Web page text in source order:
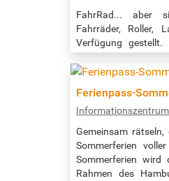
FahrRad... aber
Fahrräder, Roller,
Verfügung
Rollschuhbahn
Uhr Quelle: https://
Ferienpass-
Gemeinsam
Sommerferien
Sommerferien wird
Rahmen des